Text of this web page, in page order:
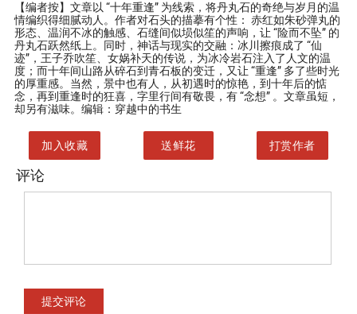
【编者按】 文章以 “十年重逢” 为线索，将丹丸石的奇绝与岁月的温
情编织得细腻动人。作者对石头的描摹有个性： 赤红如朱砂弹丸的
形态、温润不冰的触感、石缝间似埙似笙的声响，让 “险而不坠” 的
丹丸石跃然纸上。同时，神话与现实的交融：冰川擦痕成了 “仙
迹”，王子乔吹笙、女娲补天的传说，为冰冷岩石注入了人文的温
度；而十年间山路从碎石到青石板的变迁，又让 “重逢” 多了些时光
的厚重感。当然，景中也有人，从初遇时的惊艳，到十年后的惦
念，再到重逢时的狂喜，字里行间有敬畏，有 “念想” 。文章虽短，
却另有滋味。编辑：穿越中的书生
加入收藏 送鲜花 打赏作者
评论